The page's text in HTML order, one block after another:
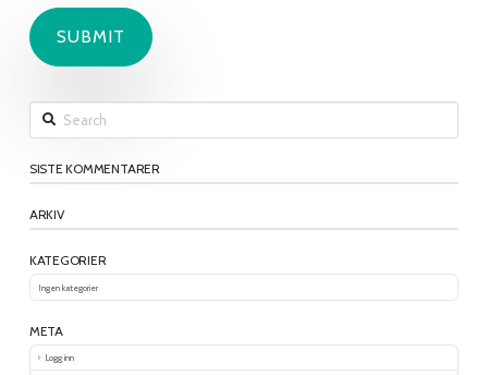
Search
SISTE KOMMENTARER
ARKIV
KATEGORIER
Ingen kategorier
META
Logg inn